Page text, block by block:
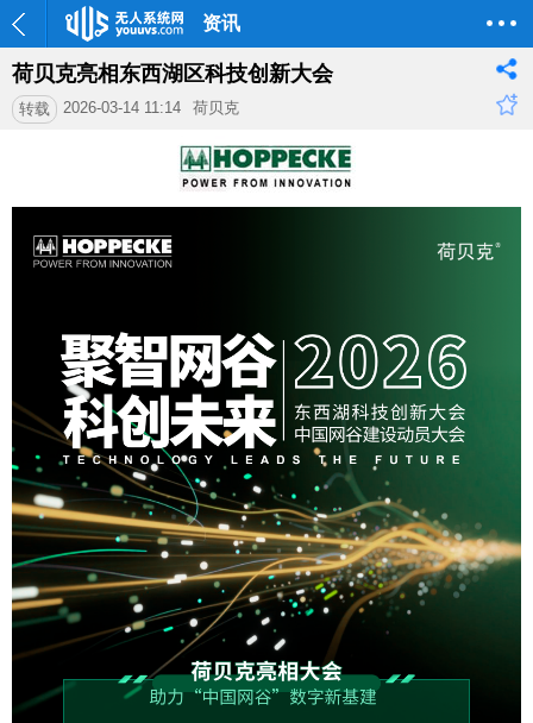
资讯
荷贝克亮相东西湖区科技创新大会
转载 2026-03-14 11:14 荷贝克